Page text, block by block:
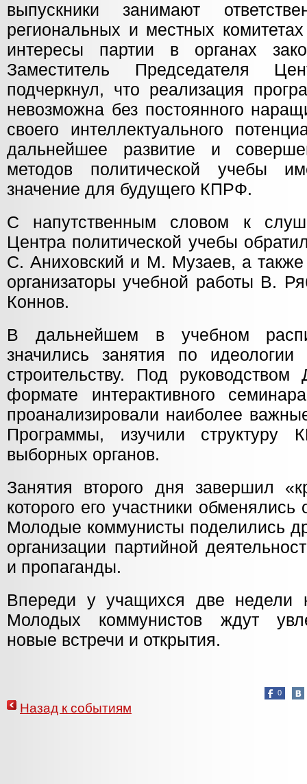
выпускники занимают
региональных и местных
интересы партии в органах
Заместитель Председателя
подчеркнул, что реализация
невозможна без постоянного
своего интеллектуального
дальнейшее развитие и
методов политической учебы
значение для будущего КПРФ.
С напутственным словом к
Центра политической учебы
С. Аниховский и М. Музаев, а
организаторы учебной работы В.
Коннов.
В дальнейшем в учебном
значились занятия по
строительству. Под
формате интерактивного
проанализировали наиболее
Программы, изучили
выборных органов.
Занятия второго дня завершил
которого его участники
Молодые коммунисты поделились
организации партийной
и пропаганды.
Впереди у учащихся две недели
Молодых коммунистов ждут
новые встречи и открытия.
0
Назад к событиям